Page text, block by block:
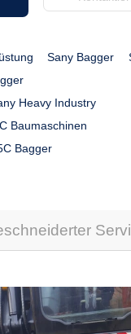
Sany Bagger
Heavy Industry
Baumaschinen
Bagger